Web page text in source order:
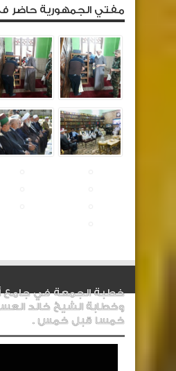
مفتي الجمهورية حاضر
خطبة الجمعة في جامع
وخطابة الشيخ خالد
خمسا قبل خمس .